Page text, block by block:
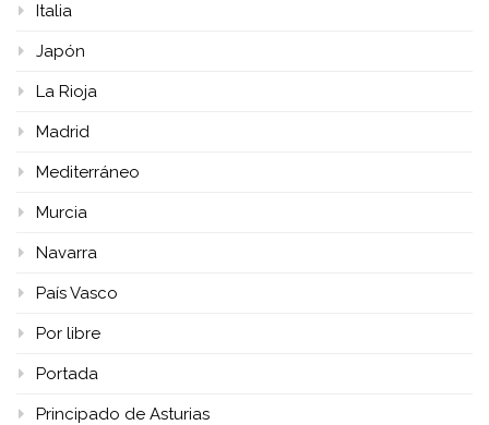
Italia
Japón
La Rioja
Madrid
Mediterráneo
Murcia
Navarra
País Vasco
Por libre
Portada
Principado de Asturias